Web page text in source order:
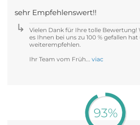
sehr Empfehlenswert!!
Vielen Dank für Ihre tolle Bewertung!
es Ihnen bei uns zu 100 % gefallen hat
weiterempfehlen.
Ihr Team vom Früh... viac
93%